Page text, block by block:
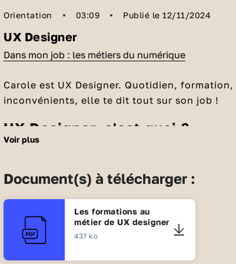
Orientation 03:09 Publié le 12/11/2024
UX Designer
Dans mon job : les métiers du numérique
Carole est UX Designer. Quotidien,
inconvénients, elle te dit tout sur son job !
UX Designer, c'est quoi ?
UX Design, ça vient de l’anglais : « user
sorte que dessites web, des applications
Comprendre les utilisateurs : les
interviews, des observations.
Clarifier toutes les données qu’on a
voir plus
Document(s) à télécharger :
Les formations au
métier de UX designer
437 ko